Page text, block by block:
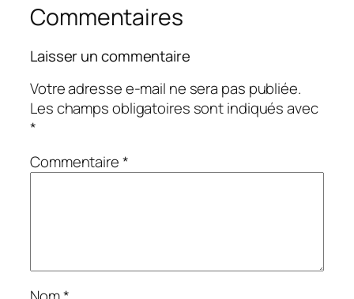
Commentaires
Laisser un commentaire
Votre adresse e-mail ne sera pas publiée.
Les champs obligatoires sont indiqués avec
*
Commentaire*